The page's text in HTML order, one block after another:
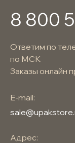
8 800
Ответим по
по МСК
Заказы онлайн
E-mail:
Адрес: